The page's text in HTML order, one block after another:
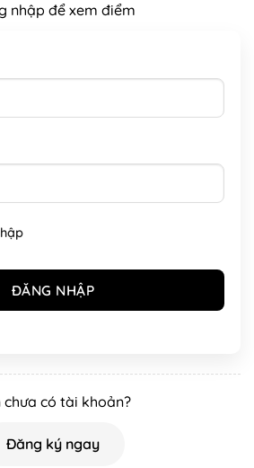
nhập để xem điểm
chưa có tài khoản?
Đăng ký ngay